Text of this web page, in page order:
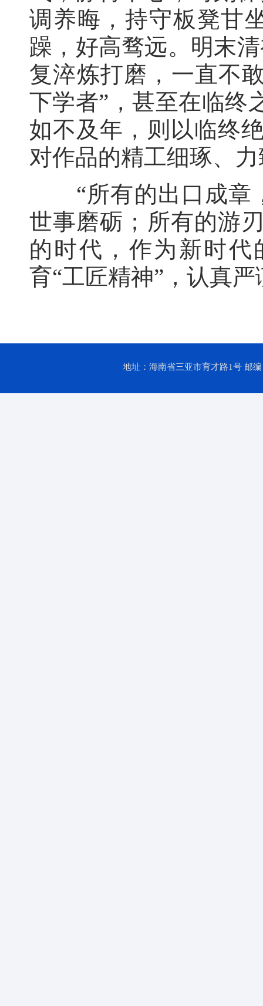
调养晦，持守板凳甘
躁，好高骛远。明末
复淬炼打磨，一直不
下学者”，甚至在临终
如不及年，则以临终
对作品的精工细琢、
“所有的出口成章
世事磨砺；所有的游
的时代，作为新时
育“工匠精神”，认真
地址：海南省三亚市育才路1号 邮